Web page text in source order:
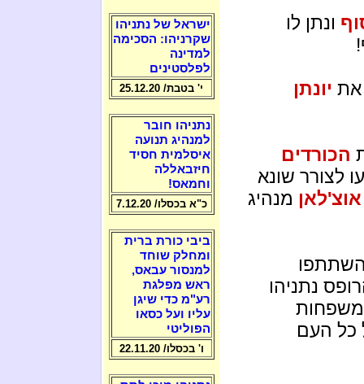
ונתן לו
את יונתן
הכורדים
לצורר שונא
מנהיג
נתניהו
משפחות
כל העם
ישראל של נתניהו
שקרניהו: הסכימה
למדינה
לפלסטינים
י' בטבת/ 25.12.20
נתניהו חובר
למנהיג תנועה
איסלמית חסיד
חיזבאללה
וחמאס!
כ"א בכסלו/ 7.12.20
ביבי כורת ברית
ומחלק שוחד
למנסור עבאס,
ראש מפלגת
רע"מ כדי שיגן
עליו ועל כסאו
הפוליטי
ו' בכסלו/ 22.11.20